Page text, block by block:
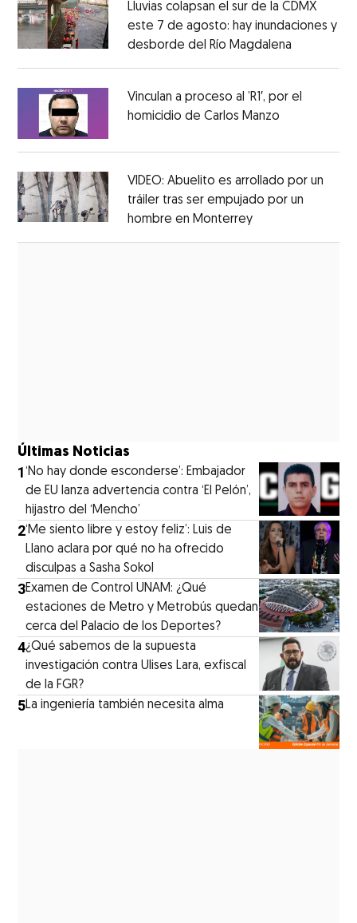
Lluvias colapsan el sur de la CDMX
este 7 de agosto: hay inundaciones y
desborde del Río Magdalena
Vinculan a proceso al ’R1′, por el
homicidio de Carlos Manzo
VIDEO: Abuelito es arrollado por un
tráiler tras ser empujado por un
hombre en MonterreyOpens in new
Últimas Noticias
1‘No hay donde esconderse’: Embajador
de EU lanza advertencia contra ‘El Pelón’,
hijastro del ‘Mencho’
2‘Me siento libre y estoy feliz’: Luis de
Llano aclara por qué no ha ofrecido
disculpas a Sasha Sokol
3Examen de Control UNAM: ¿Qué
estaciones de Metro y Metrobús quedan
cerca del Palacio de los Deportes?
4¿Qué sabemos de la supuesta
investigación contra Ulises Lara, exfiscal
de la FGR?
5La ingeniería también necesita alma